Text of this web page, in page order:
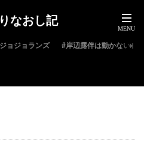
なおし記
ョジョランズ #岸辺露伴は動かない